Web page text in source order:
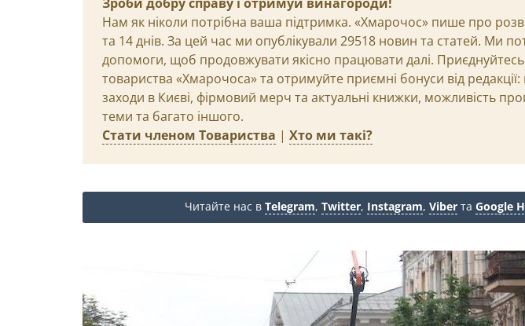
Нам як ніколи потрібна ваша підтримка. «Хмарочос» пише про
та 14 днів. За цей час ми опублікували 29518 новин та статей. Ми
допомоги, щоб продовжувати якісно працювати далі.
товариства «Хмарочоса» та отримуйте приємні бонуси від редакції:
заходи в Києві, фірмовий мерч та актуальні книжки, можливість
теми та багато іншого.
Стати членом Товариства | Хто ми такі?
Читайте нас в Telegram, Twitter, Instagram, Viber та Google